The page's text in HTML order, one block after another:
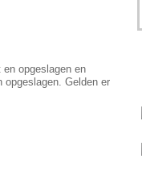
opgeslagen en
opgeslagen. Gelden er